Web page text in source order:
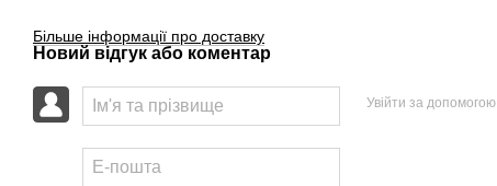
Більше інформації про доставку
Новий відгук або коментар
Увійти за допомогою